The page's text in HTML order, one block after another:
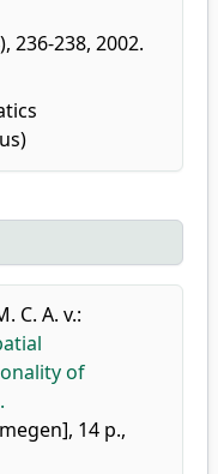
236-238, 2002.
C. A. v.:
of
14 p.,